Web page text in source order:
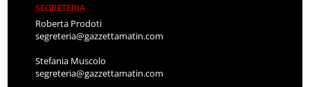
SEGRETERIA
Roberta Prodoti
segreteria@gazzettamatin.com
Stefania Muscolo
segreteria@gazzettamatin.com